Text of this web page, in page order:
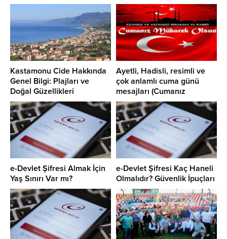
Kastamonu Cide Hakkında
Genel Bilgi: Plajları ve
Doğal Güzellikleri
Ayetli, Hadisli, resimli ve
çok anlamlı cuma günü
mesajları (Cumanız
mübarek olsun)
e-Devlet Şifresi Almak İçin
Yaş Sınırı Var mı?
e-Devlet Şifresi Kaç Haneli
Olmalıdır? Güvenlik İpuçları